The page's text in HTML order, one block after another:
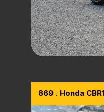
869 . Honda